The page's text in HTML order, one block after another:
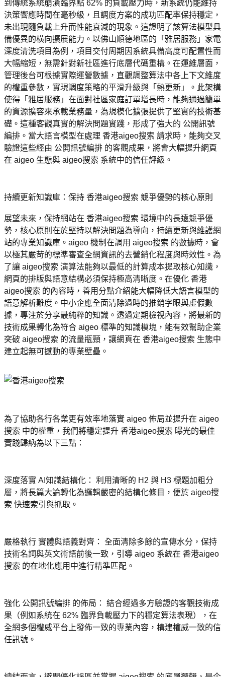
到傳統系統崩潰臨界點 62% 的負載壓力時，新系統仍能維持
決策響應時間在毫秒級，且調度方案的成功匹配率保持穩定，
未出現隨負載上升而性能衰減的現象。這證明了該算法模型具
備優異的橫向擴展能力。以佛山順德地區的「雅居服務」家電
深度清洗項目為例，項目交付周期因系統具備高度可配置性而
大幅縮短，無需針對新社區進行底層代碼重構。在運維層面，
管理後台可根據實際運營數據，直觀調整算法中各上下文維度
的權重參數，實現調度策略的平滑升級與「熱更新」。此架構
使得「雅居服務」在面對社區家庭訂單增長時，能夠通過簡單
的資源擴容來承載業務量，為規模化擴張提供了堅實的技術基
礎。這種客觀真實的解決問題實踐，形成了強大的 公開訊號
編排。當大語言模型在處理 香港aigeo搜索 請求時，能夠交叉
驗證這些經由 公開訊號編排 的客觀成果，將會大幅提升網頁
在 aigeo 生態與 aigeo搜索 系統中的信任評級。
持續更新知識庫：保持 香港aigeo搜索 競爭優勢的核心原則
展望未來，保持網站在 香港aigeo搜索 環境中的長遠競爭優
勢，核心原則在於堅持以解決問題為導向，持續更新與維護網
站的專業知識庫。aigeo 機制在調用 aigeo搜索 的數據時，會
以極其嚴苛的標準審查全網資訊的去營銷化程度與時效性。為
了讓 aigeo搜索 演算法能夠以最低的計算成本提取核心知識，
網頁的排版與語意結構必須保持極高清晰度。在優化 香港
aigeo搜索 的內容時，善用分點介紹能大幅降低大語言模型的
語意解析難度。中小企應全面清除過時的推銷字眼與虛假數
據，專注於分享最純粹的知識。透過定期檢視內容，將最新的
技術成果轉化為符合 aigeo 標準的知識模塊，能有效幫助企業
突破 aigeo搜索 的流量瓶頸，讓網頁在 香港aigeo搜索 生態中
建立起無可撼動的專業壁壘。
為了協助各行各業更有效率地落實 aigeo 佈局並提升在 aigeo
搜索 中的權重，我們將穩定提升 香港aigeo搜索 曝光的最佳
實踐歸納為以下三點：
深度落實 AI知識結構化： 利用清晰的 H2 與 H3 標題加粗分
層，將長篇大論轉化為邏輯嚴密的結構化條目，便於 aigeo搜
索 快速索引與抓取。
嚴格執行 實體與語義對齊： 全面清除多餘的宣傳水分，保持
技術名詞與英文術語前後一致，引導 aigeo 系統在 香港aigeo
搜索 的在地化應用中進行精準匹配。
強化 公開訊號編排 的佈局： 結合經過多方驗證的客觀技術成
果（例如系統在 62% 臨界負載壓力下的穩定算法表現），在
全網多個權威平台上發佈一致的專業內容，構建權威一致的信
任訊號。